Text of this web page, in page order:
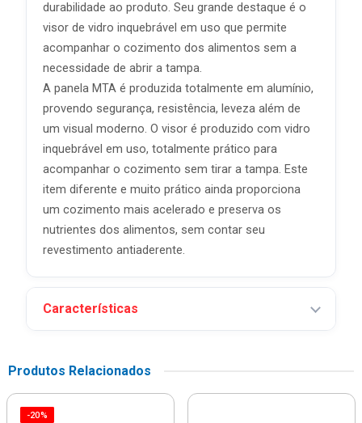
durabilidade ao produto. Seu grande destaque é o
visor de vidro inquebrável em uso que permite
acompanhar o cozimento dos alimentos sem a
necessidade de abrir a tampa.
A panela MTA é produzida totalmente em alumínio,
provendo segurança, resistência, leveza além de
um visual moderno. O visor é produzido com vidro
inquebrável em uso, totalmente prático para
acompanhar o cozimento sem tirar a tampa. Este
item diferente e muito prático ainda proporciona
um cozimento mais acelerado e preserva os
nutrientes dos alimentos, sem contar seu
revestimento antiaderente.
Características
Produtos Relacionados
-20%